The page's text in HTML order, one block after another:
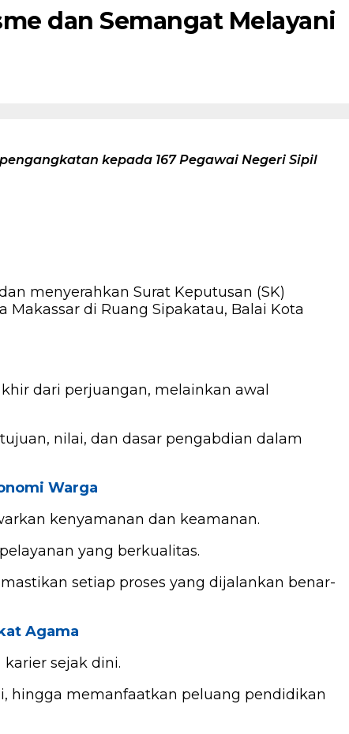
dan Semangat Melayani
kepada 167 Pegawai Negeri Sipil
menyerahkan Surat Keputusan (SK)
di Ruang Sipakatau, Balai Kota
dari perjuangan, melainkan awal
nilai, dan dasar pengabdian dalam
Warga
kenyamanan dan keamanan.
yang berkualitas.
setiap proses yang dijalankan benar-
Agama
sejak dini.
hingga memanfaatkan peluang pendidikan